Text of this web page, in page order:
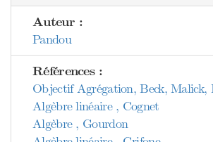
Auteur :
Pandou
Références :
Objectif Agrégation, Beck, Malick,
Algèbre linéaire , Cognet
Algèbre , Gourdon